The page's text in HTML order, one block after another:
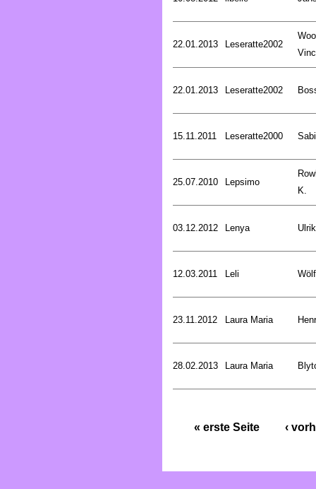
22.01.2013 Leseratte2002
22.01.2013 Leseratte2002
15.11.2011 Leseratte2000
25.07.2010 Lepsimo
K.
03.12.2012 Lenya
12.03.2011 Leli
23.11.2012 Laura Maria
28.02.2013 Laura Maria
« erste Seite ‹